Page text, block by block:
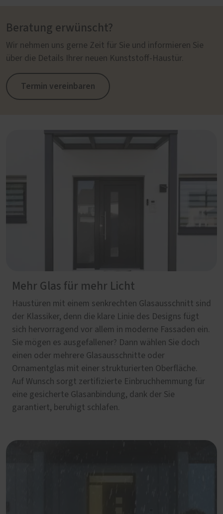
Beratung erwünscht?
Wir nehmen uns gerne Zeit für Sie und informieren Sie
über die Details Ihrer neuen Kunststoff-Haustür.
Termin vereinbaren
Mehr Glas für mehr Licht
Haustüren mit einem senkrechten Glasausschnitt sind
der Klassiker, denn die klare Linie des Designs fügt
sich hervorragend vor allem in moderne Fassaden ein.
Sie mögen es ausgefallener? Dann wählen Sie doch
einen oder mehrere Glasausschnitte oder
Ornamentglas mit einer strukturierten Oberfläche.
Auf Wunsch sorgt zertifizierte Einbruchhemmung für
eine gesicherte Glasanbindung, dank der Sie
garantiert, beruhigt schlafen.